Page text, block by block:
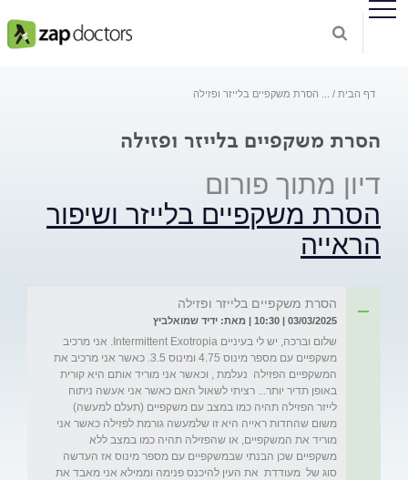
דף הבית הסרת משקפיים בלייזר ופזילה
הסרת משקפיים בלייזר ופזילה
דיון מתוך פורום
הסרת משקפיים בלייזר ושיפור
הראייה
הסרת משקפיים בלייזר ופזילה
03/03/2025 | 10:30 | מאת: ידיד שמואלביץ
שלום וברכה, יש לי בעיניים Intermittent Exotropia. אני מרכיב
משקפיים עם מספר מינוס 4.75 ומינוס 3.5. כאשר אני מרכיב את
המשקפיים הפזילה  נעלמת , וכאשר אני מוריד אותם היא קורית
באופן תדיר יותר... רציתי לשאול האם כאשר אני אעשה ניתוח
לייזר הפזילה תהיה כמו במצב עם משקפיים (תעלם למעשה)
משום שהחדות ראייה היא זו שלמעשה גורמת לפזילה כאשר אני
מוריד את המשקפיים, או שהפזילה תהיה כמו במצב ללא
משקפיים שכן הבנתי שבמשקפיים עם מספר מינוס אז העדשה
סוג של  מעודדת  את העין להיכנס פנימה וממילא אני מאבד את